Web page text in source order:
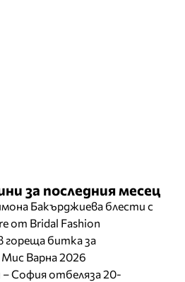
за последния месец
Бакърджиева блести с
от Bridal Fashion
гореща битка за
Варна 2026
София отбеляза 20-